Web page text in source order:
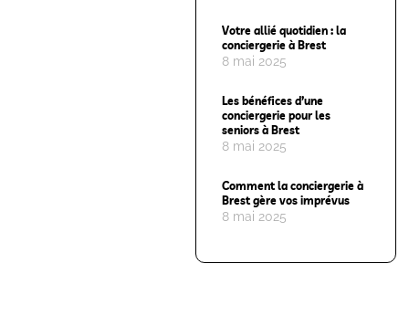
Votre allié quotidien : la
conciergerie à Brest
8 mai 2025
Les bénéfices d’une
conciergerie pour les
seniors à Brest
8 mai 2025
Comment la conciergerie à
Brest gère vos imprévus
8 mai 2025